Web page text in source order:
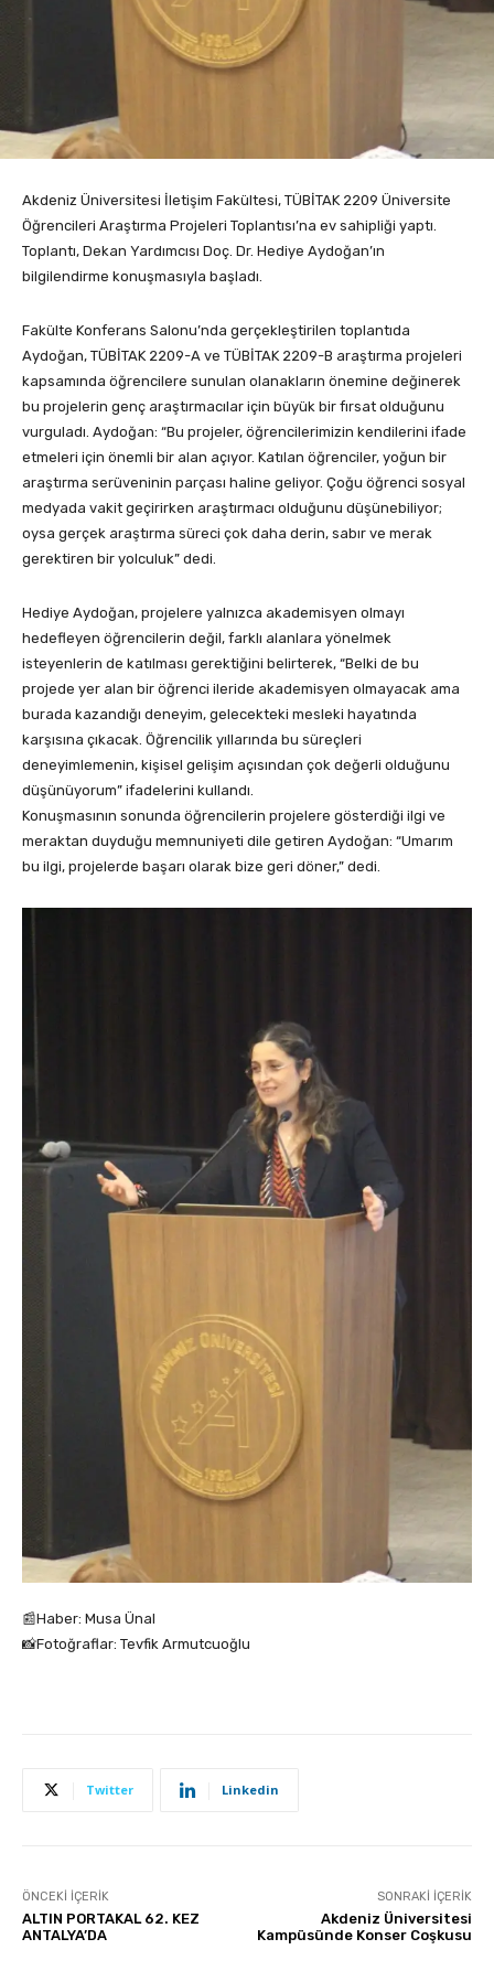
Akdeniz Üniversitesi İletişim Fakültesi, TÜBİTAK 2209 Üniversite
Öğrencileri Araştırma Projeleri Toplantısı’na ev sahipliği yaptı.
Toplantı, Dekan Yardımcısı Doç. Dr. Hediye Aydoğan’ın
bilgilendirme konuşmasıyla başladı.
Fakülte Konferans Salonu’nda gerçekleştirilen toplantıda
Aydoğan, TÜBİTAK 2209-A ve TÜBİTAK 2209-B araştırma projeleri
kapsamında öğrencilere sunulan olanakların önemine değinerek
bu projelerin genç araştırmacılar için büyük bir fırsat olduğunu
vurguladı. Aydoğan: “Bu projeler, öğrencilerimizin kendilerini ifade
etmeleri için önemli bir alan açıyor. Katılan öğrenciler, yoğun bir
araştırma serüveninin parçası haline geliyor. Çoğu öğrenci sosyal
medyada vakit geçirirken araştırmacı olduğunu düşünebiliyor;
oysa gerçek araştırma süreci çok daha derin, sabır ve merak
gerektiren bir yolculuk” dedi.
Hediye Aydoğan, projelere yalnızca akademisyen olmayı
hedefleyen öğrencilerin değil, farklı alanlara yönelmek
isteyenlerin de katılması gerektiğini belirterek, “Belki de bu
projede yer alan bir öğrenci ileride akademisyen olmayacak ama
burada kazandığı deneyim, gelecekteki mesleki hayatında
karşısına çıkacak. Öğrencilik yıllarında bu süreçleri
deneyimlemenin, kişisel gelişim açısından çok değerli olduğunu
düşünüyorum” ifadelerini kullandı.
Konuşmasının sonunda öğrencilerin projelere gösterdiği ilgi ve
meraktan duyduğu memnuniyeti dile getiren Aydoğan: “Umarım
bu ilgi, projelerde başarı olarak bize geri döner,” dedi.
📰Haber: Musa Ünal
📸Fotoğraflar: Tevfik Armutcuoğlu
Twitter Linkedin
ÖNCEKI İÇERIK
ALTIN PORTAKAL 62. KEZ
ANTALYA’DA
SONRAKI İÇERIK
Akdeniz Üniversitesi
Kampüsünde Konser Coşkusu